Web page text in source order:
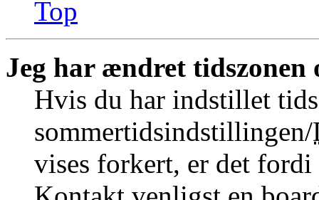
Top
Jeg har ændret
Hvis du har indstillet
sommertidsindstillingen/
vises forkert, er det